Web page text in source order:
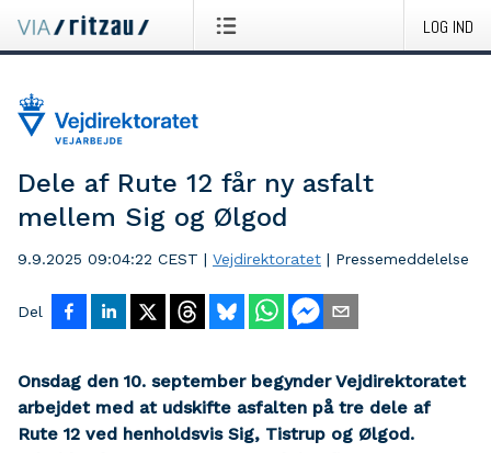
LOG IND
Dele af Rute 12 får ny asfalt
mellem Sig og Ølgod
9.9.2025 09:04:22 CEST | Vejdirektoratet | Pressemeddelelse
Del
Onsdag den 10. september begynder Vejdirektoratet
arbejdet med at udskifte asfalten på tre dele af
Rute 12 ved henholdsvis Sig, Tistrup og Ølgod.